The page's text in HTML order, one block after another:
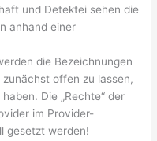
und Detektei sehen die
anhand einer
die Bezeichnungen
zunächst offen zu lassen,
Die „Rechte“ der
im Provider-
gesetzt werden!